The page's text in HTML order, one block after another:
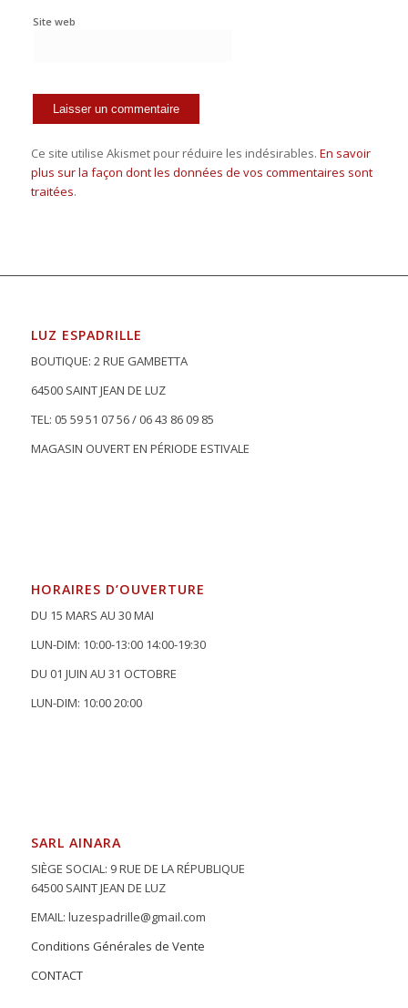
Site web
Ce site utilise Akismet pour réduire les indésirables. En savoir
plus sur la façon dont les données de vos commentaires sont
traitées.
LUZ ESPADRILLE
BOUTIQUE: 2 RUE GAMBETTA
64500 SAINT JEAN DE LUZ
TEL: 05 59 51 07 56 / 06 43 86 09 85
MAGASIN OUVERT EN PÉRIODE ESTIVALE
HORAIRES D’OUVERTURE
DU 15 MARS AU 30 MAI
LUN-DIM: 10:00-13:00 14:00-19:30
DU 01 JUIN AU 31 OCTOBRE
LUN-DIM: 10:00 20:00
SARL AINARA
SIÈGE SOCIAL: 9 RUE DE LA RÉPUBLIQUE
64500 SAINT JEAN DE LUZ
EMAIL: luzespadrille@gmail.com
Conditions Générales de Vente
CONTACT